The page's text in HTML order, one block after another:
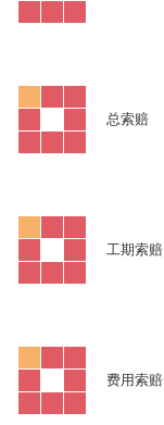
总索赔
工期索赔
费用索赔